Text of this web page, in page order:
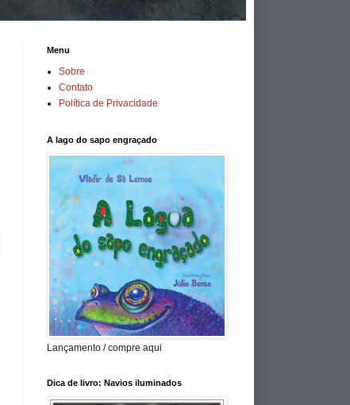
Menu
Sobre
Contato
Política de Privacidade
A lago do sapo engraçado
Lançamento / compre aqui
Dica de livro: Navios iluminados